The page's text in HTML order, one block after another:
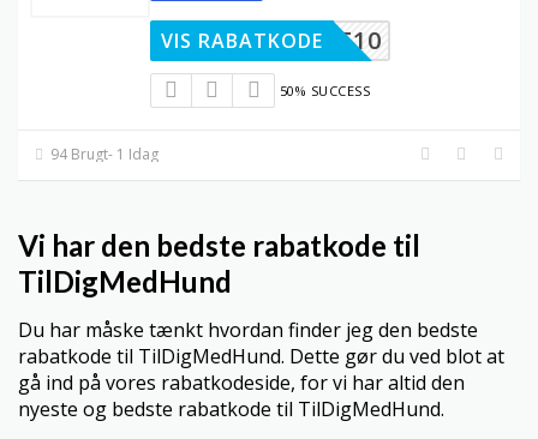
YKUNDE10
VIS RABATKODE
50% SUCCESS
94 Brugt- 1 Idag
Vi har den bedste rabatkode til
TilDigMedHund
Du har måske tænkt hvordan finder jeg den bedste
rabatkode til TilDigMedHund. Dette gør du ved blot at
gå ind på vores rabatkodeside, for vi har altid den
nyeste og bedste rabatkode til TilDigMedHund.